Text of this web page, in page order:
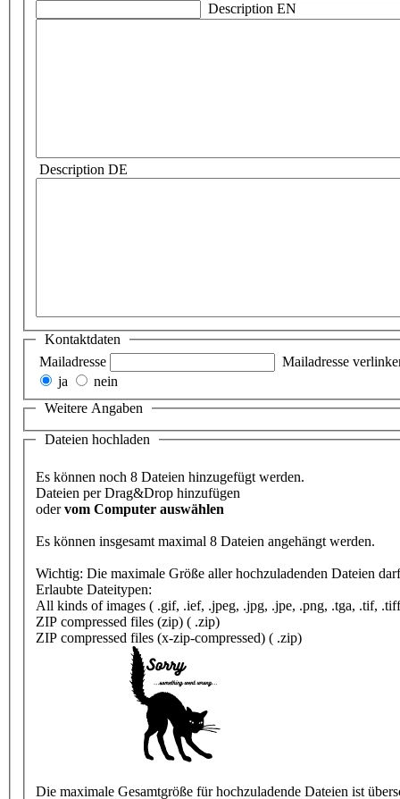
Description EN
Description DE
Kontaktdaten
Mailadresse
Mailadresse
ja
nein
Weitere Angaben
Dateien hochladen
Es können noch 8 Dateien hinzugefügt werden.
Dateien per Drag&Drop hinzufügen
odervom Computer auswählen
Es können insgesamt maximal 8 Dateien angehängt werden.
Erlaubte Dateitypen:
All kinds of images ( .gif, .ief, .jpeg, .jpg, .jpe, .png, .tga, .tif,
ZIP compressed files (zip) ( .zip)
ZIP compressed files (x-zip-compressed) ( .zip)
Die maximale Gesamtgröße für hochzuladende Dateien ist